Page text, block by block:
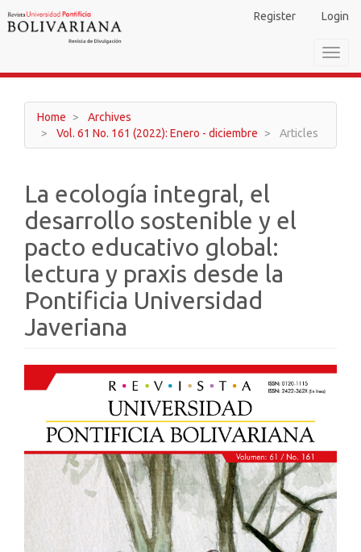
Navigation
Sidebar
Register Login
Home
Archives
Vol. 61 No. 161 (2022): Enero - diciembre
Articles
La ecología integral, el
desarrollo sostenible y el
pacto educativo global:
lectura y praxis desde la
Pontificia Universidad
Javeriana
Article
Sidebar